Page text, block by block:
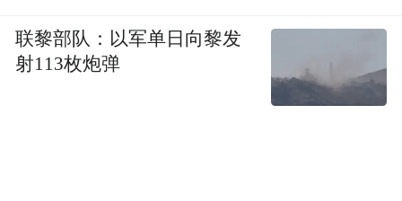
联黎部队：以军单日向黎发
射113枚炮弹